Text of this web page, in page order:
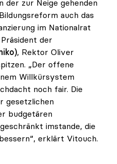
der zur Neige gehenden
auch das
im Nationalrat
der
, Rektor Oliver
„Der offene
Willkürsystem
noch fair. Die
gesetzlichen
budgetären
imstande, die
erklärt Vitouch.
statt